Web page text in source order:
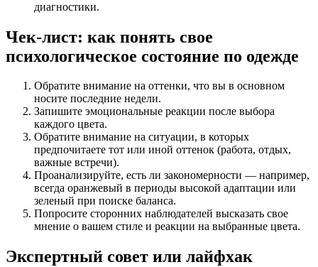
диагностики.
Чек-лист: как понять свое
психологическое состояние по одежде
Обратите внимание на оттенки, что вы в основном
носите последние недели.
Запишите эмоциональные реакции после выбора
каждого цвета.
Обратите внимание на ситуации, в которых
предпочитаете тот или иной оттенок (работа, отдых,
важные встречи).
Проанализируйте, есть ли закономерности — например,
всегда оранжевый в периоды высокой адаптации или
зеленый при поиске баланса.
Попросите сторонних наблюдателей высказать свое
мнение о вашем стиле и реакции на выбранные цвета.
Экспертный совет или лайфхак